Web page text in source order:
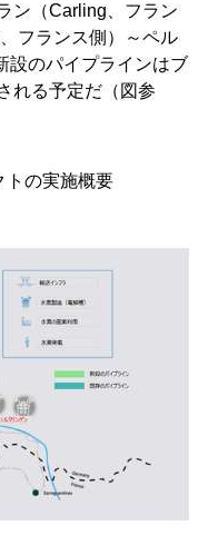
ン（Carling、フラン
フランス側）～ペル
設のパイプラインはブ
れる予定だ（図参
トの実施概要